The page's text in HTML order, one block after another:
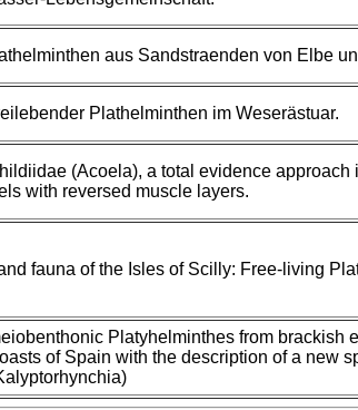
aus Sandstraenden von Elbe
Plathelminthen im Weserästuar.
(Acoela), a total evidence approach
with reversed muscle layers.
fauna of the Isles of Scilly: Free-living
Platyhelminthes from brackish
of Spain with the description of a new